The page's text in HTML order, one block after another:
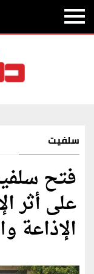
سلفيت
فتح
على أثر
الإذاعة